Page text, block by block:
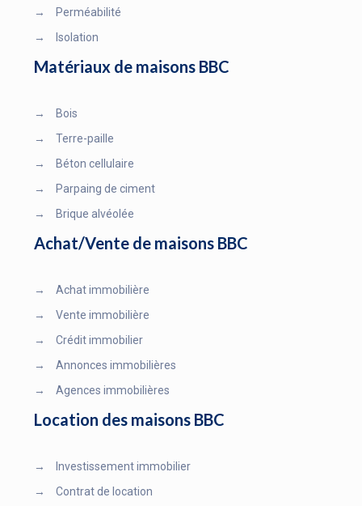
→
Perméabilité
→
Isolation
Matériaux de maisons BBC
→
Bois
→
Terre-paille
→
Béton cellulaire
→
Parpaing de ciment
→
Brique alvéolée
Achat/Vente de maisons BBC
→
Achat immobilière
→
Vente immobilière
→
Crédit immobilier
→
Annonces immobilières
→
Agences immobilières
Location des maisons BBC
→
Investissement immobilier
→
Contrat de location